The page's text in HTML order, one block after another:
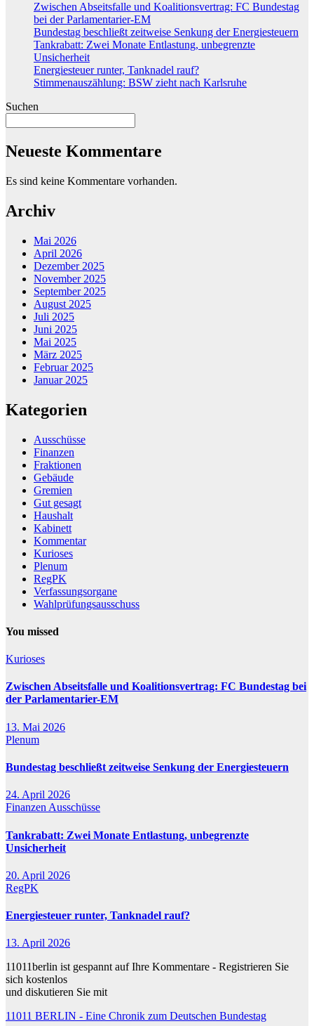
Zwischen Abseitsfalle und Koalitionsvertrag: FC Bundestag
bei der Parlamentarier-EM
Bundestag beschließt zeitweise Senkung der Energiesteuern
Tankrabatt: Zwei Monate Entlastung, unbegrenzte
Unsicherheit
Energiesteuer runter, Tanknadel rauf?
Stimmenauszählung: BSW zieht nach Karlsruhe
Suchen
Neueste Kommentare
Es sind keine Kommentare vorhanden.
Archiv
Mai 2026
April 2026
Dezember 2025
November 2025
September 2025
August 2025
Juli 2025
Juni 2025
Mai 2025
März 2025
Februar 2025
Januar 2025
Kategorien
Ausschüsse
Finanzen
Fraktionen
Gebäude
Gremien
Gut gesagt
Haushalt
Kabinett
Kommentar
Kurioses
Plenum
RegPK
Verfassungsorgane
Wahlprüfungsausschuss
You missed
Kurioses
Zwischen Abseitsfalle und Koalitionsvertrag: FC Bundestag bei
der Parlamentarier-EM
13. Mai 2026
Plenum
Bundestag beschließt zeitweise Senkung der Energiesteuern
24. April 2026
Finanzen Ausschüsse
Tankrabatt: Zwei Monate Entlastung, unbegrenzte
Unsicherheit
20. April 2026
RegPK
Energiesteuer runter, Tanknadel rauf?
13. April 2026
11011berlin ist gespannt auf Ihre Kommentare - Registrieren Sie
sich kostenlos
und diskutieren Sie mit
11011 BERLIN - Eine Chronik zum Deutschen Bundestag